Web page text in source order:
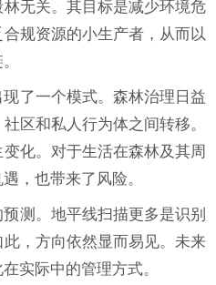
无关。其目标是减少环境危
规资源的小生产者，从而以
了一个模式。森林治理日益
区和私人行为体之间转移。
化。对于生活在森林及其周
，也带来了风险。
测。地平线扫描更多是识别
，方向依然显而易见。未来
实际中的管理方式。